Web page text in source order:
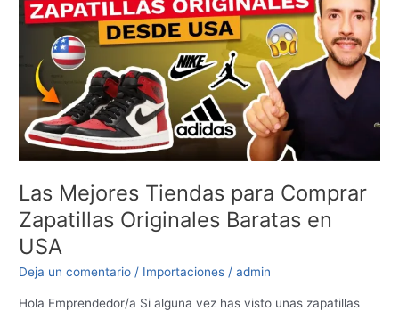
Las Mejores Tiendas para Comprar
Zapatillas Originales Baratas en
USA
Deja un comentario / Importaciones /admin
Hola Emprendedor/a Si alguna vez has visto unas zapatillas
Tiendas
para
Comprar
Zapatillas
Originales
Baratas
en
USA